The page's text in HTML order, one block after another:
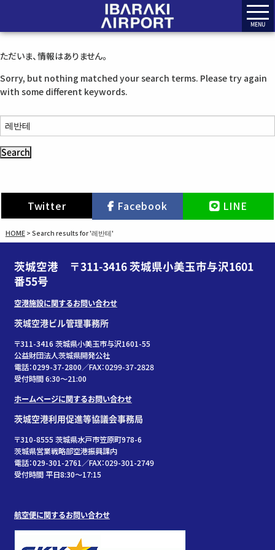
MENU
ただいま、情報はありません。
Sorry, but nothing matched your search terms. Please try again
with some different keywords.
S
a
r
Twitter Facebook LINE
HOME> Search results for '레반테'
茨城空港 〒311-3416 茨城県小美玉市与沢1601
番55号
空港施設に関するお問い合わせ
茨城空港ビル管理事務所
〒311-3416 茨城県小美玉市与沢1601-55
公益財団法人茨城県開発公社
電話：0299-37-2800／FAX：0299-37-2828
受付時間 6:30〜21:00
ホームページに関するお問い合わせ
茨城空港利用促進等協議会事務局
〒310-8555 茨城県水戸市笠原町978-6
茨城県営業戦略部空港振興課内
電話：029-301-2761／FAX：029-301-2749
受付時間 平日8:30～17:15
航空便に関するお問い合わせ